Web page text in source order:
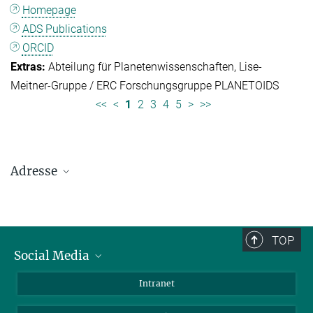
Homepage
ADS Publications
ORCID
Abteilung für Planetenwissenschaften Lise-
Meitner-Gruppe / ERC Forschungsgruppe PLANETOIDS
<< < 1 2 3 4 5 > >>
Adresse
Telefon: +49 551 384 979-0
E-Mail:presseinfo@mps.mpg.de
TOP
Social Media
Intranet